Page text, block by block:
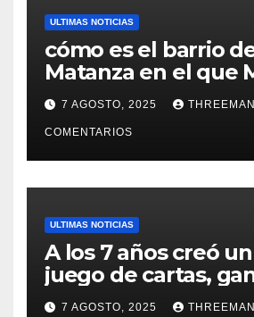
ULTIMAS NOTICIAS
cómo es el barrio
Matanza en el que
sacó la foto de
de campaña en
Buenos Aires
7 AGOSTO, 2025 THREEMAN
COMENTARIOS
ULTIMAS NOTICIAS
A los 7 años creó
juego de cartas,
millones y ahora
7 AGOSTO, 2025 THREEMAN